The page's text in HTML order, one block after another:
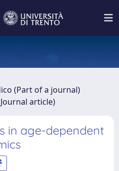
(Part of a journal)
article)
in age-dependent